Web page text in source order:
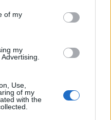
of my
my
Use,
of my
with the